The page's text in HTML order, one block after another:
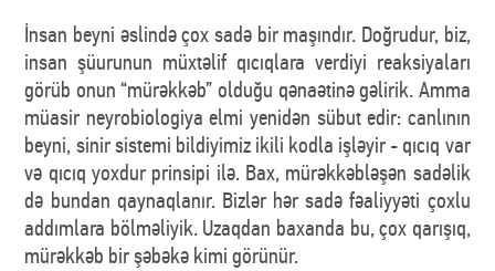
İnsan beyni əslində çox sadə bir maşındır. Doğrudur, biz,
insan şüurunun müxtəlif qıcıqlara verdiyi reaksiyaları
görüb onun “mürəkkəb” olduğu qənaətinə gəlirik. Amma
müasir neyrobiologiya elmi yenidən sübut edir: canlının
beyni, sinir sistemi bildiyimiz ikili kodla işləyir - qıcıq var
və qıcıq yoxdur prinsipi ilə. Bax, mürəkkəbləşən sadəlik
də bundan qaynaqlanır. Bizlər hər sadə fəaliyyəti çoxlu
addımlara bölməliyik. Uzaqdan baxanda bu, çox qarışıq,
mürəkkəb bir şəbəkə kimi görünür.